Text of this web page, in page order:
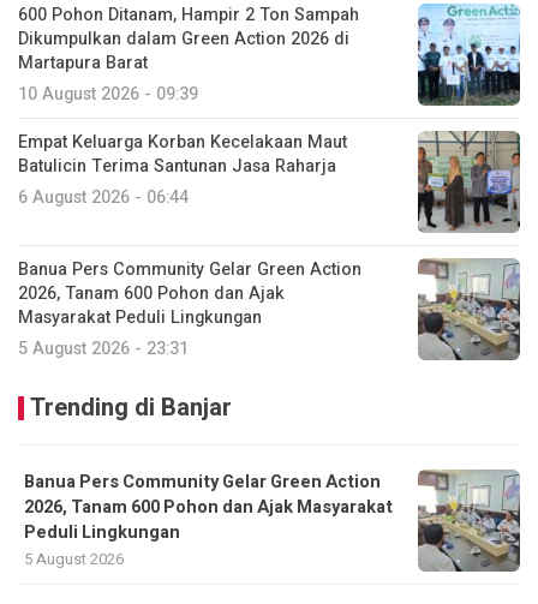
600 Pohon Ditanam, Hampir 2 Ton Sampah
Dikumpulkan dalam Green Action 2026 di
Martapura Barat
10 August 2026 - 09:39
Empat Keluarga Korban Kecelakaan Maut
Batulicin Terima Santunan Jasa Raharja
6 August 2026 - 06:44
Banua Pers Community Gelar Green Action
2026, Tanam 600 Pohon dan Ajak
Masyarakat Peduli Lingkungan
5 August 2026 - 23:31
Trending di Banjar
Banua Pers Community Gelar Green Action
2026, Tanam 600 Pohon dan Ajak Masyarakat
Peduli Lingkungan
5 August 2026